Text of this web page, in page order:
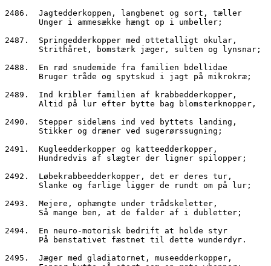
2486.  Jagtedderkoppen, langbenet og sort, tæller
       Unger i ammesække hængt op i umbeller;
2487.  Springedderkopper med ottetalligt okular,
       Strithåret, bomstærk jæger, sulten og lynsnar;
2488.  En rød snudemide fra familien bdellidae
       Bruger tråde og spytskud i jagt på mikrokræ;
2489.  Ind kribler familien af krabbedderkopper,
       Altid på lur efter bytte bag blomsterknopper,
2490.  Stepper sidelæns ind ved byttets landing,
       Stikker og dræner ved sugerørssugning;
2491.  Kugleedderkopper og katteedderkopper,
       Hundredvis af slægter der ligner spilopper;
2492.  Løbekrabbeedderkopper, det er deres tur,
       Slanke og farlige ligger de rundt om på lur;
2493.  Mejere, ophængte under trådskeletter,
       Så mange ben, at de falder af i dubletter;
2494.  En neuro-motorisk bedrift at holde styr
       På benstativet fæstnet til dette wunderdyr.
2495.  Jæger med gladiatornet, museedderkopper,